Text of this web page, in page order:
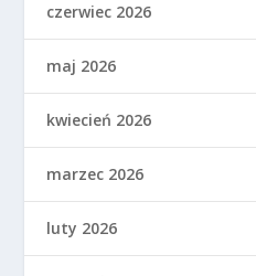
czerwiec 2026
maj 2026
kwiecień 2026
marzec 2026
luty 2026